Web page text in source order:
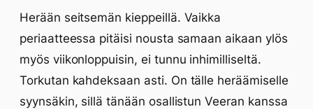
Herään seitsemän kieppeillä. Vaikka
periaatteessa pitäisi nousta samaan aikaan ylös
myös viikonloppuisin, ei tunnu inhimilliseltä.
Torkutan kahdeksaan asti. On tälle heräämiselle
syynsäkin, sillä tänään osallistun Veeran kanssa